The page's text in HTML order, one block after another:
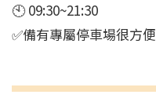
🕙 09:30~21:30
✅備有專屬停車場很方便